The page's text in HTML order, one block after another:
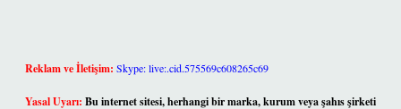
Reklam ve İletişim: Skype: live:.cid.575569c608265c69
Yasal Uyarı: Bu internet sitesi, herhangi bir marka, kurum veya şahıs şirketi